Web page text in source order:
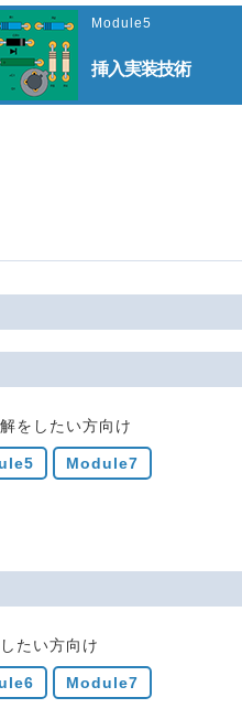
Module5
挿入実装技術
をしたい方向け
Module7
たい方向け
Module7